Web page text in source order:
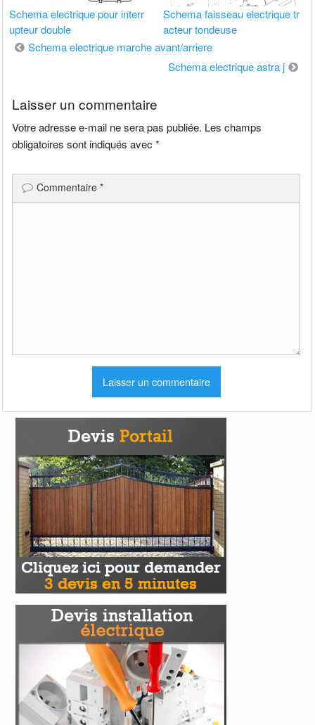
Schema electrique pour interr
upteur double
Schema faisseau electrique tr
acteur tondeuse
Navigation
Schema electrique marche avant/arriere
Schema electrique astra j
Laisser un commentaire
Votre adresse e-mail ne sera pas publiée. Les champs
obligatoires sont indiqués avec*
Commentaire*